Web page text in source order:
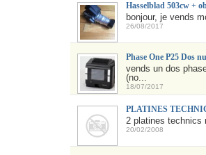
Hasselblad 503cw +
bonjour, je vends
26/08/2017
Phase One P25 Dos
vends un dos
(no...
18/07/2017
PLATINES
2 platines technics
20/02/2008